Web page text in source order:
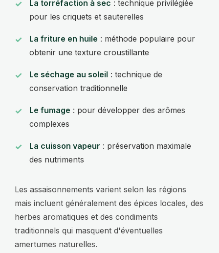
La torréfaction à sec : technique privilégiée
pour les criquets et sauterelles
La friture en huile : méthode populaire pour
obtenir une texture croustillante
Le séchage au soleil : technique de
conservation traditionnelle
Le fumage : pour développer des arômes
complexes
La cuisson vapeur : préservation maximale
des nutriments
Les assaisonnements varient selon les régions
mais incluent généralement des épices locales, des
herbes aromatiques et des condiments
traditionnels qui masquent d'éventuelles
amertumes naturelles.